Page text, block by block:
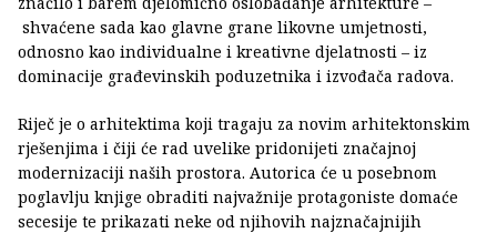
shvaćene sada kao glavne grane likovne umjetnosti,
odnosno kao individualne i kreativne djelatnosti – iz
dominacije građevinskih poduzetnika i izvođača radova.
Riječ je o arhitektima koji tragaju za novim arhitektonskim
rješenjima i čiji će rad uvelike pridonijeti značajnoj
modernizaciji naših prostora. Autorica će u posebnom
poglavlju knjige obraditi najvažnije protagoniste domaće
secesije te prikazati neke od njihovih najznačajnijih